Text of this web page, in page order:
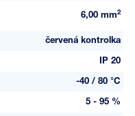
6,00 mm2
červená kontrolka
IP 20
-40 / 80 °C
5 - 95 %